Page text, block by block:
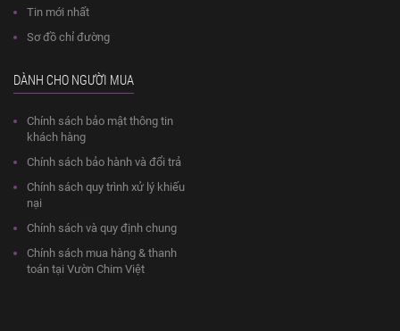
Tin mới nhất
Sơ đồ chỉ đường
DÀNH CHO NGƯỜI MUA
Chính sách bảo mật thông tin
khách hàng
Chính sách bảo hành và đổi trả
Chính sách quy trình xử lý khiếu
nại
Chính sách và quy định chung
Chính sách mua hàng & thanh
toán tại Vườn Chim Việt